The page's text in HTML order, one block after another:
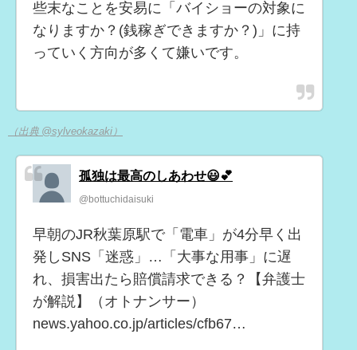
些末なことを安易に「バイショーの対象に
なりますか？(銭稼ぎできますか？)」に持
っていく方向が多くて嫌いです。
（出典 @sylveokazaki）
孤独は最高のしあわせ😃💕
@bottuchidaisuki
早朝のJR秋葉原駅で「電車」が4分早く出
発しSNS「迷惑」…「大事な用事」に遅
れ、損害出たら賠償請求できる？【弁護士
が解説】（オトナンサー）
news.yahoo.co.jp/articles/cfb67…